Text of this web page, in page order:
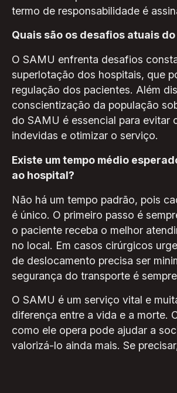
termo de responsabilidade é
Quais são os desafios atuais do
O SAMU enfrenta desafios
superlotação dos hospitais, que
regulação dos pacientes. Além
conscientização da população
do SAMU é essencial para evitar
indevidas e otimizar o serviço.
Existe um tempo médio
ao hospital?
Não há um tempo padrão, pois
é único. O primeiro passo é
o paciente receba o melhor
no local. Em casos cirúrgicos
de deslocamento precisa ser
segurança do transporte é
O SAMU é um serviço vital e
diferença entre a vida e a morte.
como ele opera pode ajudar a
valorizá-lo ainda mais. Se